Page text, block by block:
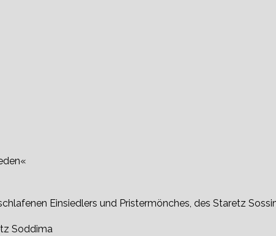
Einsiedlers und Pristermönches, des Staretz
Soddima